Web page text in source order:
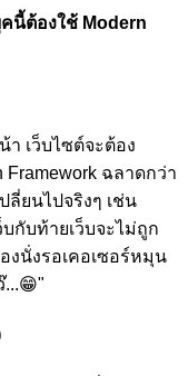
นี้ต้องใช้ Modern
า เว็บไซต์จะต้อง
ฉลาดกว่า
ลี่ยนไปจริงๆ เช่น
กับท้ายเว็บจะไม่ถูก
งนั่งรอเคอเซอร์หมุน